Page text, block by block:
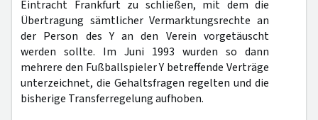
Eintracht Frankfurt zu schließen, mit dem die
Übertragung sämtlicher Vermarktungsrechte an
der Person des Y an den Verein vorgetäuscht
werden sollte. Im Juni 1993 wurden so dann
mehrere den Fußballspieler Y betreffende Verträge
unterzeichnet, die Gehaltsfragen regelten und die
bisherige Transferregelung aufhoben.